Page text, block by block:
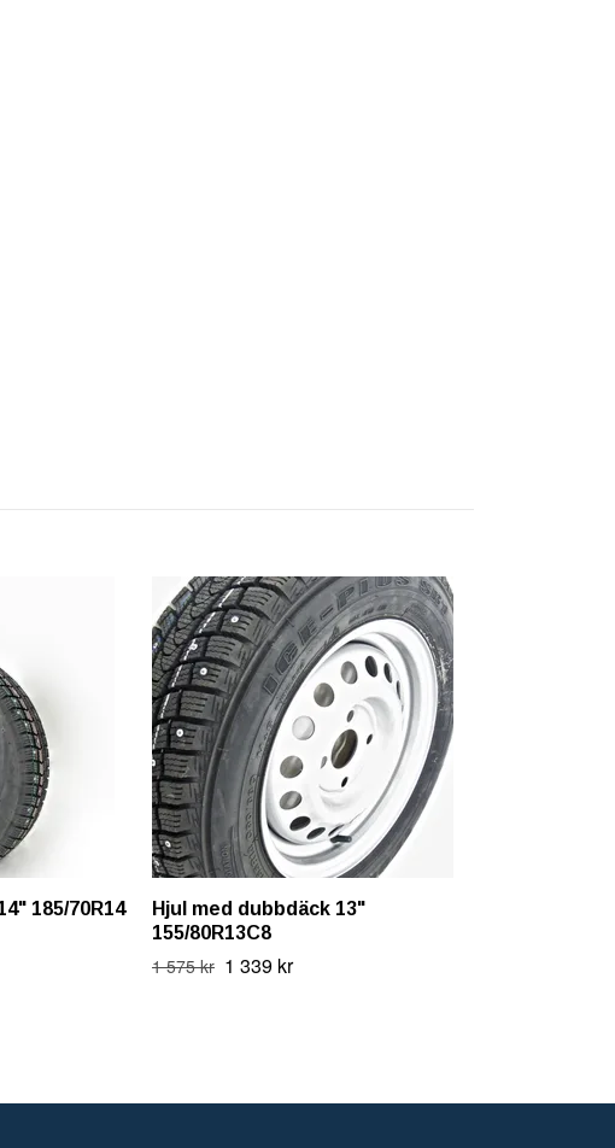
185/70R14
Hjul med dubbdäck 13"
155/80R13C8
1 575 kr 1 339 kr